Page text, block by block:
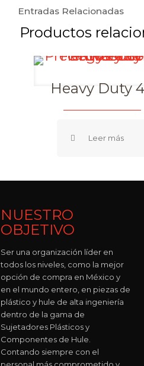
Entradas Relacionadas
Heavy Duty
NUESTRO
OBJETIVO
Ser una organización líder en
todos los niveles, como la mejor
opción de compra en México y
en el mundo entero, en piezas de
plástico y hule de alta ingeniería
dentro de la gama de
Sujetadores Plásticos y
Componentes de Hule.
Contando siempre con el